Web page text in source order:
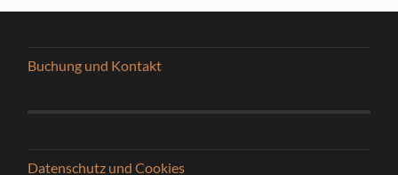
Buchung und Kontakt
Datenschutz und Cookies